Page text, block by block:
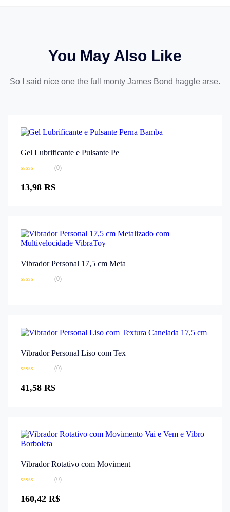
You May Also Like
So I said nice one the full monty James Bond haggle arse.
Gel Lubrificante e Pulsante Pe
0
de
(0)
13,98 R$
Vibrador Personal 17,5 cm Meta
(0)
Vibrador Personal Liso com Tex
0
de
(0)
41,58 R$
Vibrador Rotativo com Moviment
0
de
(0)
160,42 R$